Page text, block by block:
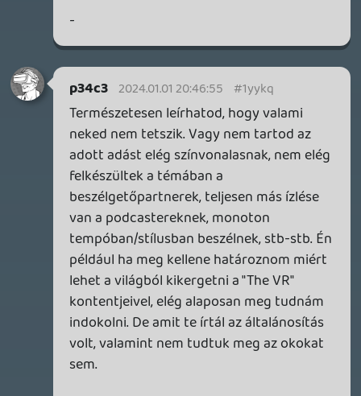
rajongjak? Nem elég, ha arra írom, hogy jó
volt, amiről őszintén ezt is gondolom?
p34c3 2023.12.31 11:51:50
Stadia HUN 2023.12.31 12:00:19 #1yyf6
A lead kép tetszik mondjuk. Maga a
podcast nekem is a kontribútor lista miatt
kevésbé érdekes (no offense).
p34c3 2023.12.31 11:51:50 #1yyf4
Szerintem is erős volt, főleg azért, mert a
poszt kikerülése után 10 perccel
kommentáltad, tehát maximum néhány
percet hallgathattál legjobb esetben is az
aktuális adásból, bár inkább feltételezem,
hogy egyet sem.
Én úgy vagyok vele, ha valaki a
szabadidejében, lelkesedésből készít
podcasteket és valamilyen okból